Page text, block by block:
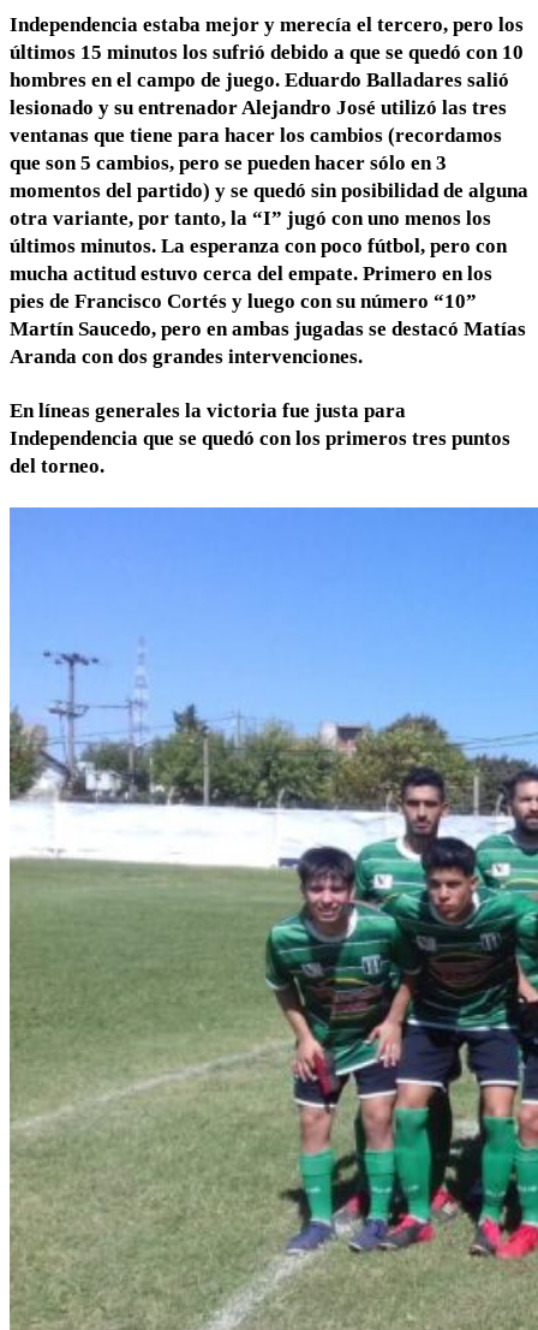
Independencia estaba mejor y merecía el tercero, pero los
últimos 15 minutos los sufrió debido a que se quedó con 10
hombres en el campo de juego. Eduardo Balladares salió
lesionado y su entrenador Alejandro José utilizó las tres
ventanas que tiene para hacer los cambios (recordamos
que son 5 cambios, pero se pueden hacer sólo en 3
momentos del partido) y se quedó sin posibilidad de alguna
otra variante, por tanto, la “I” jugó con uno menos los
últimos minutos. La esperanza con poco fútbol, pero con
mucha actitud estuvo cerca del empate. Primero en los
pies de Francisco Cortés y luego con su número “10”
Martín Saucedo, pero en ambas jugadas se destacó Matías
Aranda con dos grandes intervenciones.
En líneas generales la victoria fue justa para
Independencia que se quedó con los primeros tres puntos
del torneo.